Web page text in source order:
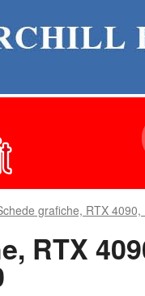
grafiche, RTX
RTX